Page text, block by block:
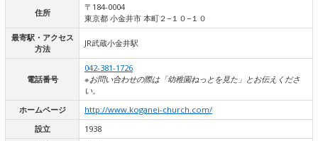
住所
〒184-0004
東京都 小金井市 本町２−１０−１０
最寄駅・アクセス
方法
JR武蔵小金井駅
電話番号
042-381-1726
※お問い合わせの際は「幼稚園ねっとを見た」とお伝えくださ
い。
ホームページ
http://www.koganei-church.com/
設立
1938